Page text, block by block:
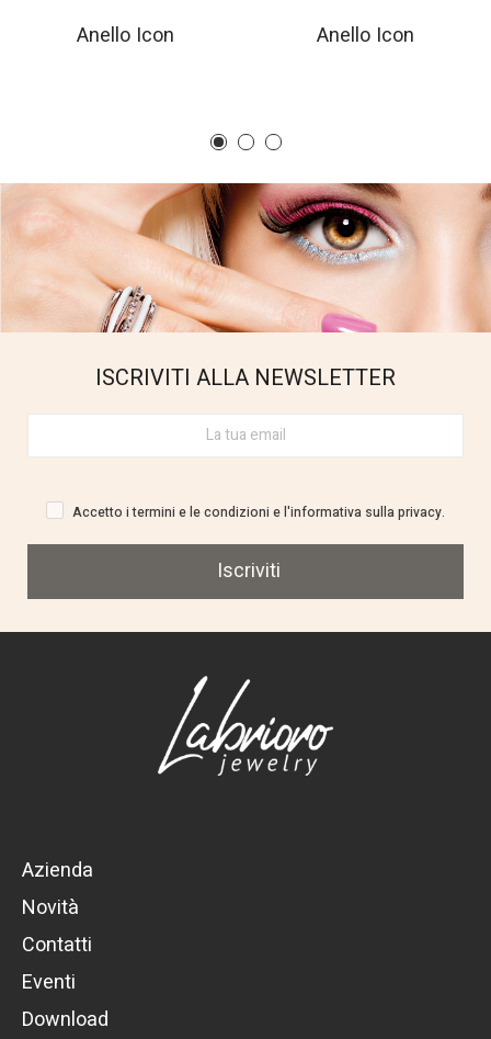
Anello Icon Anello Icon
ISCRIVITI ALLA NEWSLETTER
Iscriviti
Accetto i termini e le condizioni e l'informativa sulla privacy.
Azienda
Novità
Contatti
Eventi
Download